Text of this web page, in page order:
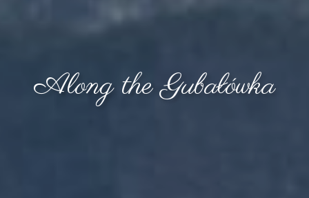
Along the Gubałówka